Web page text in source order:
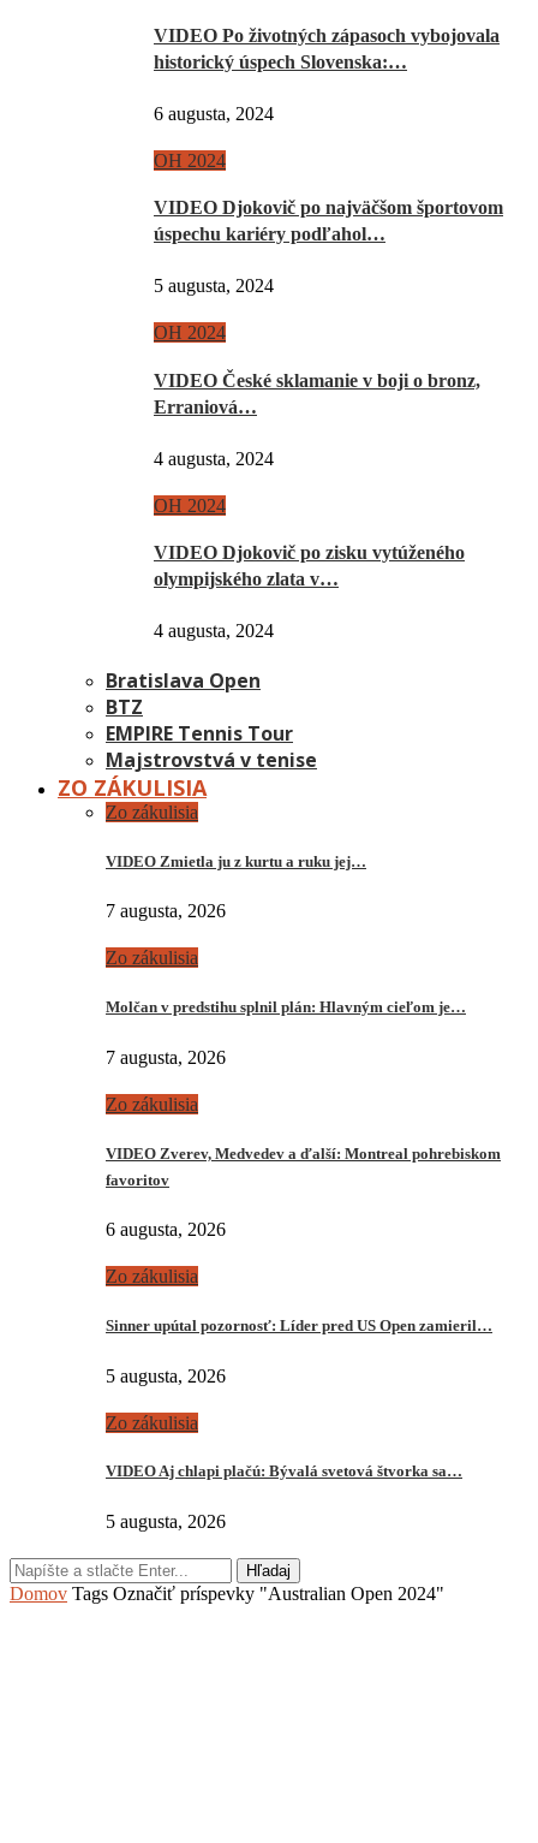
VIDEO Po životných zápasoch vybojovala
historický úspech Slovenska:…
6 augusta, 2024
OH 2024
VIDEO Djokovič po najväčšom športovom
úspechu kariéry podľahol…
5 augusta, 2024
OH 2024
VIDEO České sklamanie v boji o bronz,
Erraniová…
4 augusta, 2024
OH 2024
VIDEO Djokovič po zisku vytúženého
olympijského zlata v…
4 augusta, 2024
Bratislava Open
BTZ
EMPIRE Tennis Tour
Majstrovstvá v tenise
ZO ZÁKULISIA
Zo zákulisia
VIDEO Zmietla ju z kurtu a ruku jej…
7 augusta, 2026
Zo zákulisia
Molčan v predstihu splnil plán: Hlavným cieľom je…
7 augusta, 2026
Zo zákulisia
VIDEO Zverev, Medvedev a ďalší: Montreal pohrebiskom
favoritov
6 augusta, 2026
Zo zákulisia
Sinner upútal pozornosť: Líder pred US Open zamieril…
5 augusta, 2026
Zo zákulisia
VIDEO Aj chlapi plačú: Bývalá svetová štvorka sa…
5 augusta, 2026
Hľadaj
Domov Tags Označiť príspevky "Australian Open 2024"